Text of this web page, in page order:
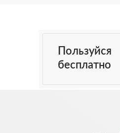
Пользуйся
бесплатно